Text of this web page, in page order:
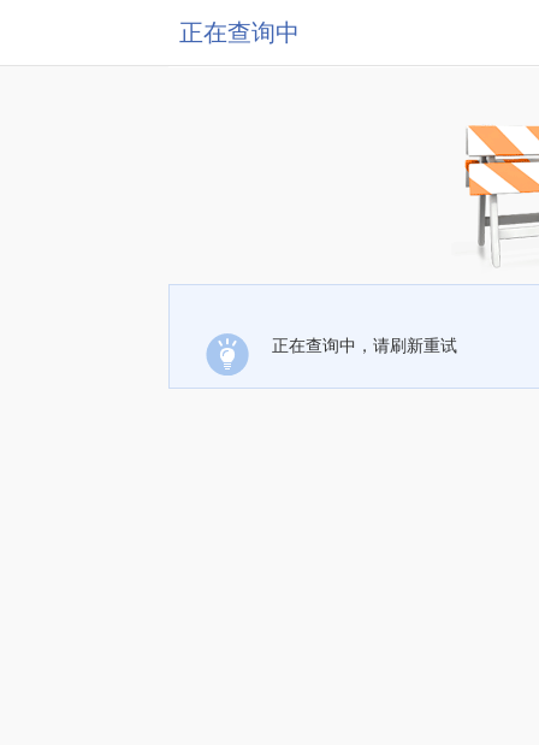
正在查询中
正在查询中，请刷新重试